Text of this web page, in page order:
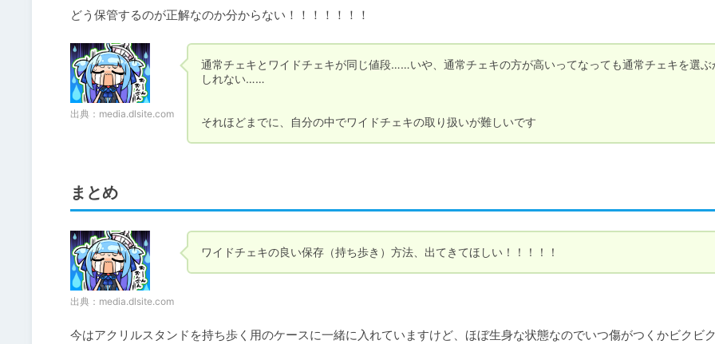
どう保管するのが正解なのか分からない！！！！！！！
出典： media.dlsite.com
通常チェキとワイドチェキが同じ値段……いや、通常チェキの方が高いってなっても通常チェキを選ぶ
しれない……
それほどまでに、自分の中でワイドチェキの取り扱いが難しいです
まとめ
出典： media.dlsite.com
ワイドチェキの良い保存（持ち歩き）方法、出てきてほしい！！！！！
今はアクリルスタンドを持ち歩く用のケースに一緒に入れていますけど、ほぼ生身な状態なのでいつ傷がつくかビクビ